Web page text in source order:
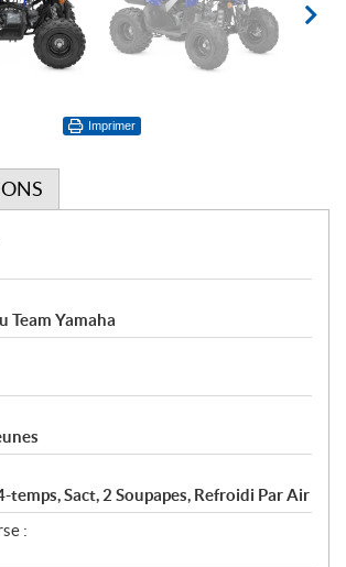
Imprimer
Team Yamaha
Sact, 2 Soupapes, Refroidi Par Air
: